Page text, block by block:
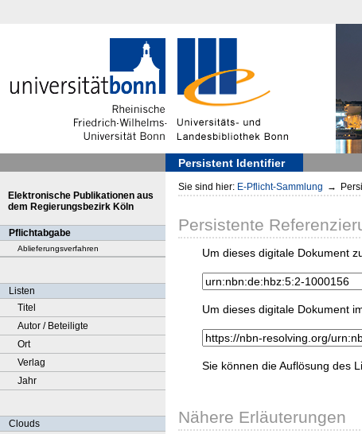
Persistent Identifier
Elektronische Publikationen aus
dem Regierungsbezirk Köln
Pflichtabgabe
Ablieferungsverfahren
Listen
Titel
Autor / Beteiligte
Ort
Verlag
Jahr
Clouds
Sie sind hier: E-Pflicht-Sammlung →
Persistente
Um dieses digitale Dokument
Um dieses digitale Dokument
Sie können die Auflösung des
Nähere Erläuterungen